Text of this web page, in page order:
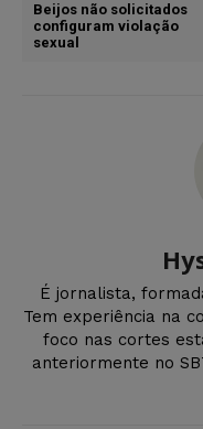
Beijos não solicitados
configuram violação
sexual
É jornalista,
Tem experiência na
foco nas cortes
anteriormente no